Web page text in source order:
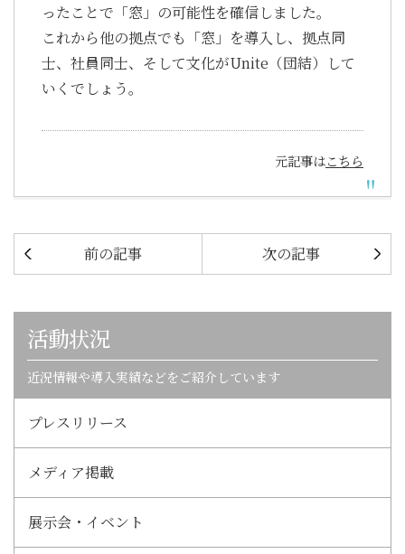
ったことで「窓」の可能性を確信しました。
これから他の拠点でも「窓」を導入し、拠点同
士、社員同士、そして文化がUnite（団結）して
いくでしょう。
元記事はこちら
前の記事 次の記事
活動状況
近況情報や導入実績などをご紹介しています
プレスリリース
メディア掲載
展示会・イベント